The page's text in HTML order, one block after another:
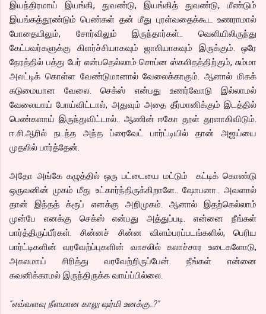
இயந்திரமாய் இயங்கி, துவண்டு, இயங்கித் துவண்டு, மீண்டும்
இயங்கத்தூண்டும் பெண்கள் தன் மீது புரள்வதைக்கூட உணராமால்
போதையிலும், சோர்விலும் இருந்தார்கள்.. வெளியிலிருந்து
கேட்பவர்களுக்கு கிளர்ச்சியாகவும் ஜாலியாகவும் இருக்கும். ஒரே
நேரத்தில் பத்து பேர் என்பதெல்லாம் சொப்ன ஸ்கலிதத்திற்கும், சும்மா
அலட்டிக் கொள்ள வேண்டுமானால் வேலைக்காகும். ஆனால் மிகக்
கடுமையான வேலை. செக்ஸ் என்பது உணர்வோடு இல்லாமல்
வேலையாய் போய்விட்டால், அதுவும் அதை தீர்மானிக்கும் இடத்தில்
பெண்களாய் இருந்துவிட்டால்.. ஆணின் ஈகோ தூள் தூளாகிவிடும்.
ஈ.சி.ஆரில் நடந்த அந்த ப்ரைவேட் பார்ட்டியில் தான் அஜய்யை
முதலில் பார்த்தேன்.
அதோ அங்கே கழுத்தில் ஒரு பட்டையை மட்டும் கட்டிக் கொண்டு
ஒருவனின் முகம் மீது உட்கார்ந்திருக்கிறாளே.. ஷோபனா.. அவளால்
தான் இந்தத் க்ரூப் எனக்கு அறிமுகம். ஆனால் இதற்கெல்லாம்
முன்பே எனக்கு செக்ஸ் என்பது அத்துப்படி. என்னை நீங்கள்
பார்த்திருப்பீர்கள். சின்னச் சின்ன விளம்பரப்படங்களில், பெரிய
பார்ட்டிகளின் வரவேற்ப்புகளின் வாசலில் கலாச்சார உடைகளோடு,
அகலமாய் சிரித்து வரவேற்றிருப்பேன். நீங்கள் என்னை
கவனிக்காமல் இருந்திருக்க வாய்ப்பில்லை.
“எவ்வளவு நீளமான காலு ஷர்மி உனக்கு..?”